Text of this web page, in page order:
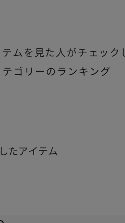
ムを見た人がチェック
ゴリーのランキング
たアイテム